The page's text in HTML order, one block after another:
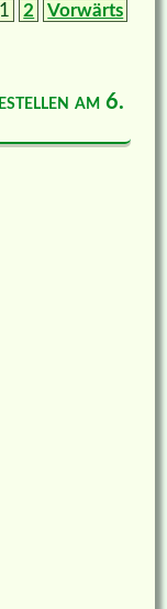
1
2 Vorwärts
am 6.